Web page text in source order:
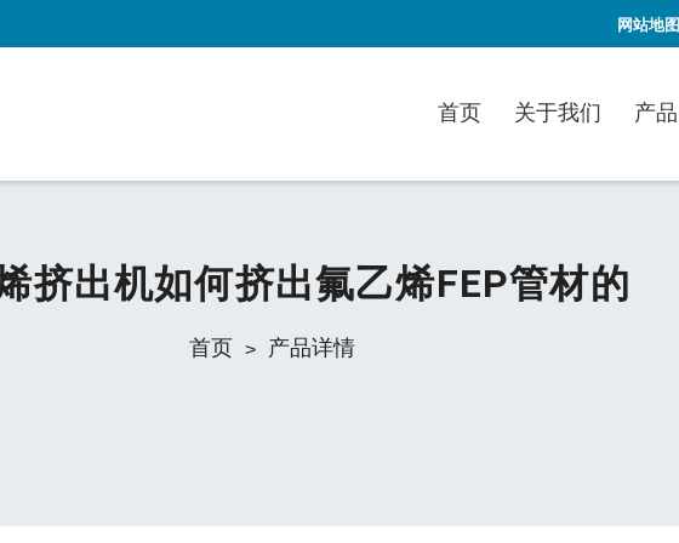
网站地图
首页 关于我们 产品
挤出机如何挤出氟乙烯FEP管材的
首页 产品详情